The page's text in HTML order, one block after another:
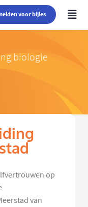
voor bijles
biologie
op
van